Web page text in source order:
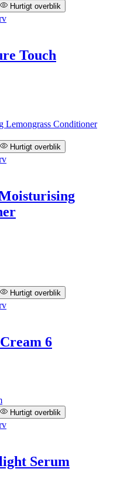
Hurtigt overblik
Touch
Hurtigt overblik
Hurtigt overblik
6
Hurtigt overblik
Serum